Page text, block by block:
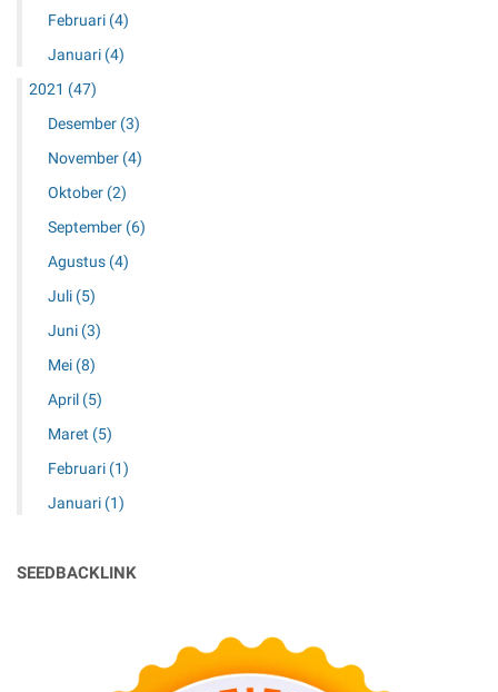
Februari (4)
Januari (4)
2021 (47)
Desember (3)
November (4)
Oktober (2)
September (6)
Agustus (4)
Juli (5)
Juni (3)
Mei (8)
April (5)
Maret (5)
Februari (1)
Januari (1)
SEEDBACKLINK